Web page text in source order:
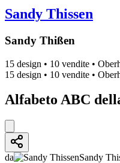
Sandy Thissen
Sandy Thißen
15 design • 10 vendite •
15 design • 10 vendite •
Alfabeto ABC
da
Sandy